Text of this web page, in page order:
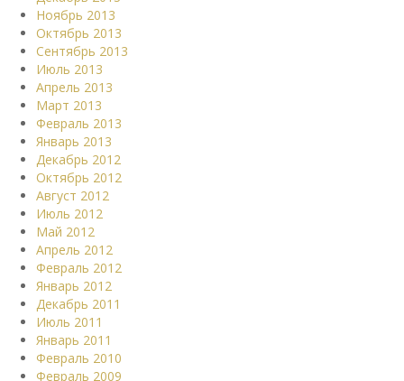
Ноябрь 2013
Октябрь 2013
Сентябрь 2013
Июль 2013
Апрель 2013
Март 2013
Февраль 2013
Январь 2013
Декабрь 2012
Октябрь 2012
Август 2012
Июль 2012
Май 2012
Апрель 2012
Февраль 2012
Январь 2012
Декабрь 2011
Июль 2011
Январь 2011
Февраль 2010
Февраль 2009